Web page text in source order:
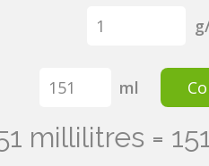
ml
millilitres =